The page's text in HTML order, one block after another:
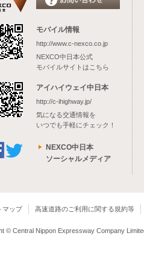
モバイル情報
http://www.c-nexco.co.jp
NEXCO中日本公式
モバイルサイトはこちら
アイハイウェイ中日本
http://c-ihighway.jp/
気になる交通情報を
いつでも手軽にチェック！
NEXCO中日本
ソーシャルメディア
マップ 高速道路のご利用に関する規約等
© Central Nippon Expressway Company